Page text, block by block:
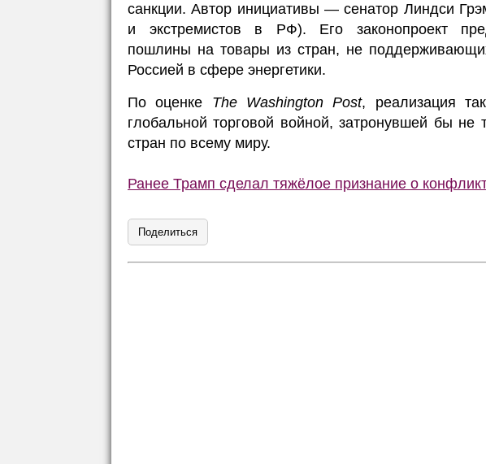
санкции. Автор инициативы — сенатор Линдси
и экстремистов в РФ). Его законопроект
пошлины на товары из стран, не
Россией в сфере энергетики.
По оценке The Washington Post, реализация
глобальной торговой войной, затронувшей бы
стран по всему миру.
Ранее Трамп сделал тяжёлое признание о
Поделиться